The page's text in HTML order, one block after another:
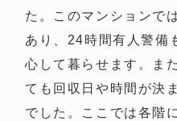
た。このマンションで
あり、24時間有人警備
心して暮らせます。ま
ても回収日や時間が決
でした。ここでは各階